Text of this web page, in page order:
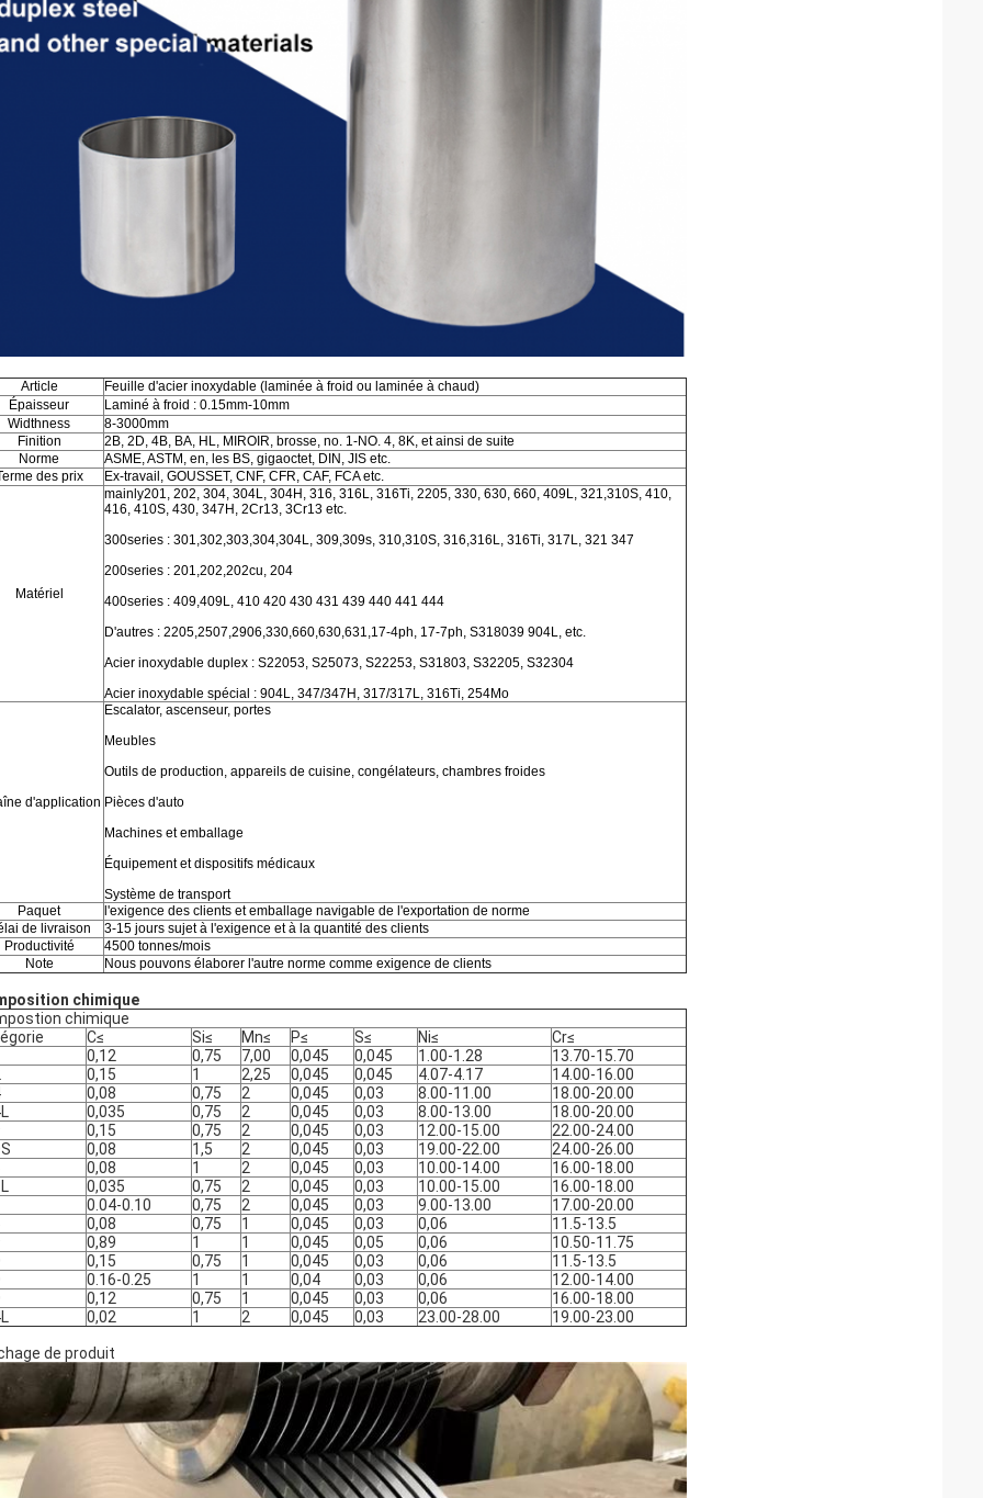
SOUMETTRE
Article
Feuille d'acier inoxydable (laminée à froid ou laminée à chaud)
Épaisseur
Laminé à froid : 0.15mm-10mm
Widthness
8-3000mm
Finition
2B, 2D, 4B, BA, HL, MIROIR, brosse, no. 1-NO. 4, 8K, et ainsi de suite
Norme
ASME, ASTM, en, les BS, gigaoctet, DIN, JIS etc.
des prix
Ex-travail, GOUSSET, CNF, CFR, CAF, FCA etc.
Matériel
mainly201, 202, 304, 304L, 304H, 316, 316L, 316Ti, 2205, 330, 630, 660, 409L, 321,310S, 410,
416, 410S, 430, 347H, 2Cr13, 3Cr13 etc.
300series : 301,302,303,304,304L, 309,309s, 310,310S, 316,316L, 316Ti, 317L, 321 347
200series : 201,202,202cu, 204
400series : 409,409L, 410 420 430 431 439 440 441 444
D'autres : 2205,2507,2906,330,660,630,631,17-4ph, 17-7ph, S318039 904L, etc.
Acier inoxydable duplex : S22053, S25073, S22253, S31803, S32205, S32304
Acier inoxydable spécial : 904L, 347/347H, 317/317L, 316Ti, 254Mo
d'application
Escalator, ascenseur, portes
Meubles
Outils de production, appareils de cuisine, congélateurs, chambres froides
Pièces d'auto
Machines et emballage
Équipement et dispositifs médicaux
Système de transport
Paquet
l'exigence des clients et emballage navigable de l'exportation de norme
de livraison
3-15 jours sujet à l'exigence et à la quantité des clients
Productivité
4500 tonnes/mois
Note
Nous pouvons élaborer l'autre norme comme exigence de clients
chimique
chimique
C≤ Si≤ Mn≤ P≤ S≤ Ni≤
Cr≤
0,12 0,75 7,00 0,045 0,045 1.00-1.28
13.70-15.70
0,15 1 2,25 0,045 0,045 4.07-4.17
14.00-16.00
0,08 0,75 2 0,045 0,03 8.00-11.00
18.00-20.00
0,035 0,75 2 0,045 0,03 8.00-13.00
18.00-20.00
0,15 0,75 2 0,045 0,03 12.00-15.00
22.00-24.00
0,08 1,5 2 0,045 0,03 19.00-22.00
24.00-26.00
0,08 1 2 0,045 0,03 10.00-14.00
16.00-18.00
0,035 0,75 2 0,045 0,03 10.00-15.00
16.00-18.00
0.04-0.10 0,75 2 0,045 0,03 9.00-13.00
17.00-20.00
0,08 0,75 1 0,045 0,03 0,06
11.5-13.5
0,89 1 1 0,045 0,05 0,06
10.50-11.75
0,15 0,75 1 0,045 0,03 0,06
11.5-13.5
0.16-0.25 1 1 0,04 0,03 0,06
12.00-14.00
0,12 0,75 1 0,045 0,03 0,06
16.00-18.00
0,02 1 2 0,045 0,03 23.00-28.00 19.00-23.00
de produit